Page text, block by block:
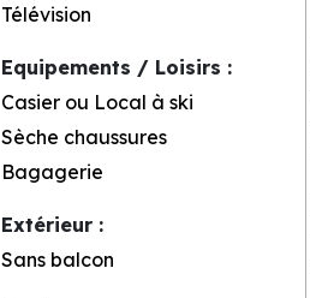
Télévision
Equipements / Loisirs :
Casier ou Local à ski
Sèche chaussures
Bagagerie
Extérieur :
Sans balcon